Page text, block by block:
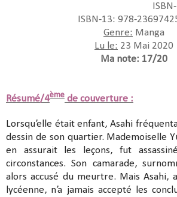
ISBN-13: 978-
Genre: Manga
Lu le: 23 Mai 2020
Ma note: 17/20
Résumé/4ème de couverture :
Lorsqu’elle était enfant, Asahi
dessin de son quartier. Mademoiselle
en assurait les leçons, fut
circonstances. Son camarade,
alors accusé du meurtre. Mais Asahi,
lycéenne, n’a jamais accepté les